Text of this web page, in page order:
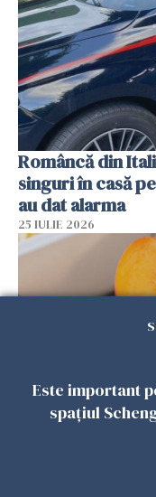
Româncă din
singuri în casă
au dat alarma
25 IULIE 2026
Înghețata de
cucerește vara.
Este important
spațiul